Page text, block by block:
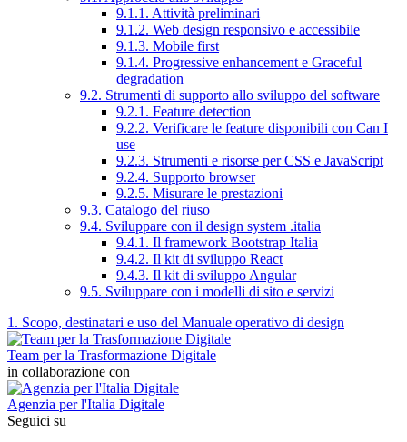
9.1.1. Attività preliminari
9.1.2. Web design responsivo e accessibile
9.1.3. Mobile first
9.1.4. Progressive enhancement e Graceful
degradation
9.2. Strumenti di supporto allo sviluppo del software
9.2.1. Feature detection
9.2.2. Verificare le feature disponibili con Can I
use
9.2.3. Strumenti e risorse per CSS e JavaScript
9.2.4. Supporto browser
9.2.5. Misurare le prestazioni
9.3. Catalogo del riuso
9.4. Sviluppare con il design system .italia
9.4.1. Il framework Bootstrap Italia
9.4.2. Il kit di sviluppo React
9.4.3. Il kit di sviluppo Angular
9.5. Sviluppare con i modelli di sito e servizi
1. Scopo, destinatari e uso del Manuale operativo di design
Team per la Trasformazione Digitale
in collaborazione con
Agenzia per l'Italia Digitale
Seguici su